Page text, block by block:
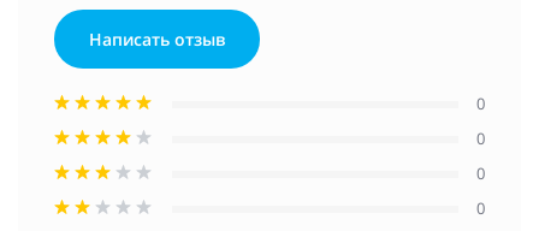
Написать отзыв
0
0
0
0